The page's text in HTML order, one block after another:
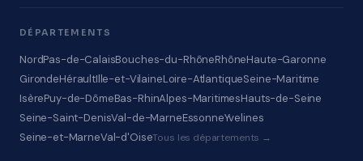
DÉPARTEMENTS
NordPas-de-CalaisBouches-du-RhôneRhôneHaute-Garonne
GirondeHéraultIlle-et-VilaineLoire-AtlantiqueSeine-Maritime
IsèrePuy-de-DômeBas-RhinAlpes-MaritimesHauts-de-Seine
Seine-Saint-DenisVal-de-MarneEssonneYvelines
Seine-et-MarneVal-d'OiseTous les départements →